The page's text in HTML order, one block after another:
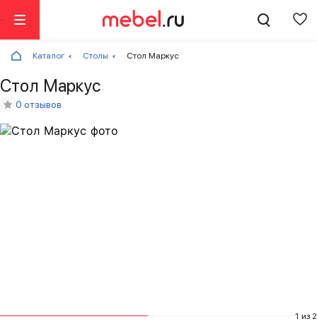
Каталог Столы Стол Маркус
Стол Маркус
0 отзывов
1 из 2